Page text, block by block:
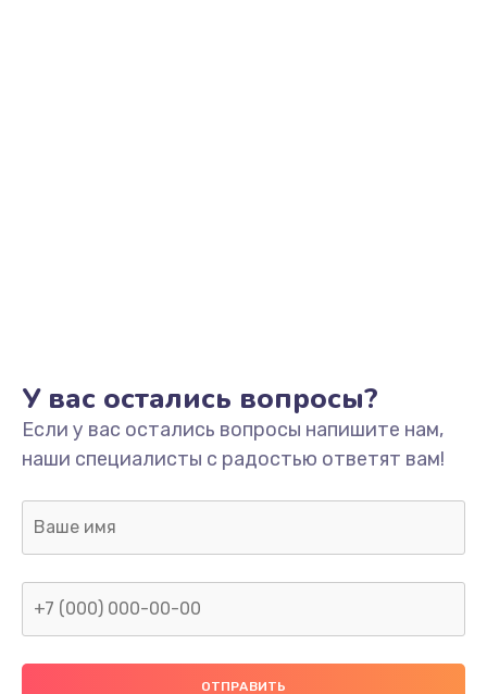
У вас остались вопросы?
Если у вас остались вопросы напишите нам,
наши специалисты с радостью ответят вам!